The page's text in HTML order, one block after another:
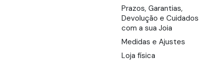
Prazos, Garantias,
Devolução e Cuidados
com a sua Joia
Medidas e Ajustes
Loja física